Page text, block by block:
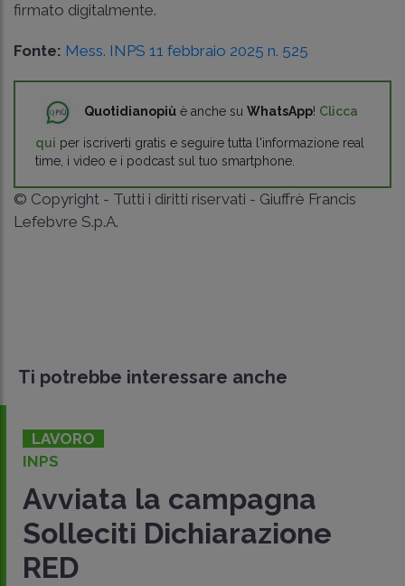
firmato digitalmente.
Fonte: Mess. INPS 11 febbraio 2025 n. 525
Quotidianopiù è anche su WhatsApp! Clicca
qui per iscriverti gratis e seguire tutta l'informazione real
time, i video e i podcast sul tuo smartphone.
© Copyright - Tutti i diritti riservati - Giuffrè Francis
Lefebvre S.p.A.
Ti potrebbe interessare anche
LAVORO
INPS
Avviata la campagna
Solleciti Dichiarazione
RED